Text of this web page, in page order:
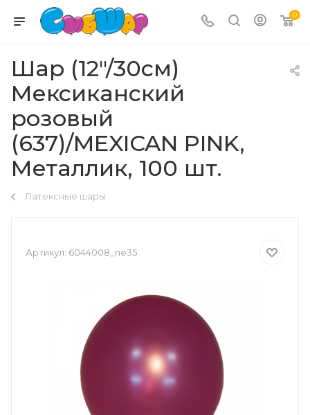
0
Шар (12"/30см)
Мексиканский
розовый
(637)/MEXICAN PINK,
Металлик, 100 шт.
Латексные шары
Артикул: 6044008_ne35